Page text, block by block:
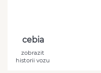
cebia
zobrazit
historii vozu